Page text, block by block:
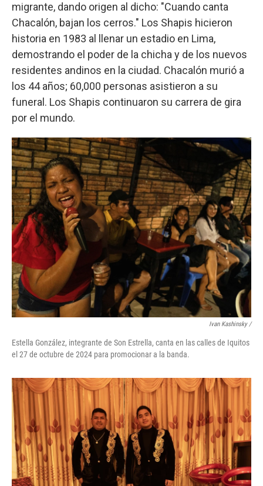
migrante, dando origen al dicho: "Cuando canta
Chacalón, bajan los cerros." Los Shapis hicieron
historia en 1983 al llenar un estadio en Lima,
demostrando el poder de la chicha y de los nuevos
residentes andinos en la ciudad. Chacalón murió a
los 44 años; 60,000 personas asistieron a su
funeral. Los Shapis continuaron su carrera de gira
por el mundo.
Ivan Kashinsky/
Estella González, integrante de Son Estrella, canta en las calles de Iquitos
el 27 de octubre de 2024 para promocionar a la banda.